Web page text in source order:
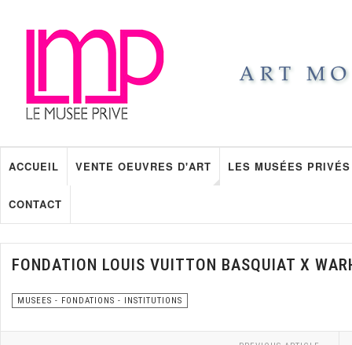
ACCUEIL VENTE OEUVRES D'ART LES MUSÉES PRIVÉS
CONTACT
FONDATION LOUIS VUITTON BASQUIAT X
MUSEES - FONDATIONS - INSTITUTIONS